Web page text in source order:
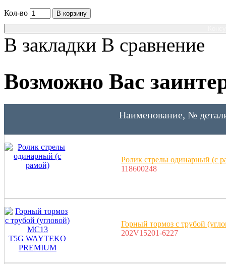
Кол-во
В корзину
В закладки В сравнение
Возможно Вас
Наименование, №
Ролик стрелы одинарный (с
118600248
Горный тормоз с трубой
202V15201-6227